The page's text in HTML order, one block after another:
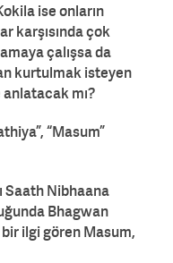
ise onların
karşısında çok
çalışsa da
kurtulmak isteyen
anlatacak mı?
“Masum”
Saath Nibhaana
Bhagwan
bir ilgi gören Masum,